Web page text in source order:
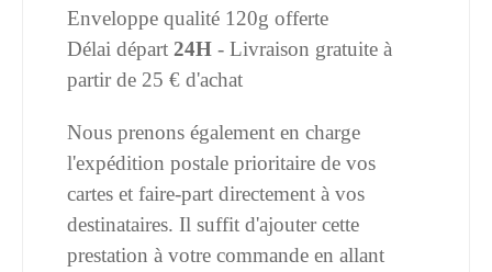
Enveloppe qualité 120g offerte
Délai départ 24H - Livraison gratuite à
partir de 25 € d'achat
Nous prenons également en charge
l'expédition postale prioritaire de vos
cartes et faire-part directement à vos
destinataires. Il suffit d'ajouter cette
prestation à votre commande en allant